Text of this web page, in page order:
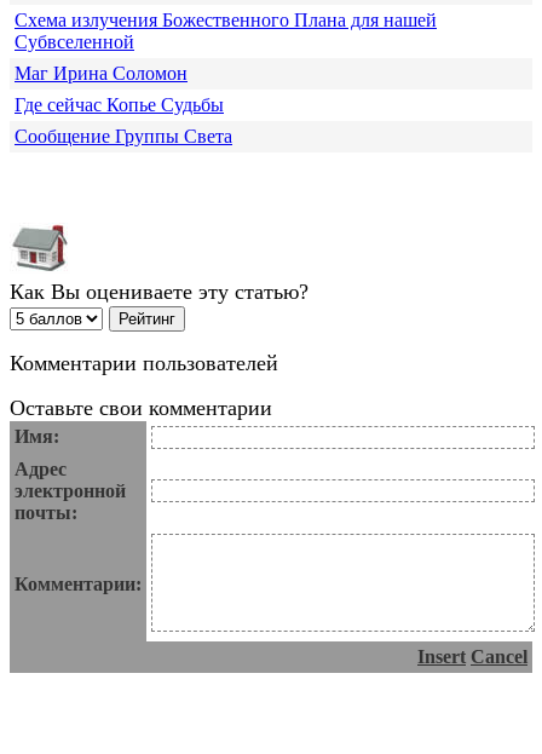
Схема излучения Божественного Плана для нашей
Субвселенной
Маг Ирина Соломон
Где сейчас Копье Судьбы
Сообщение Группы Света
Как Вы оцениваете эту статью?
Комментарии пользователей
Оставьте свои комментарии
Имя:
Адрес
электронной
почты:
Комментарии:
Insert Cancel